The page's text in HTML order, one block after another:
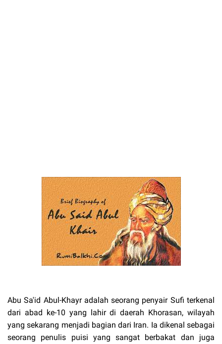
Abu Sa'id Abul-Khayr adalah seorang penyair Sufi terkenal
dari abad ke-10 yang lahir di daerah Khorasan, wilayah
yang sekarang menjadi bagian dari Iran. Ia dikenal sebagai
seorang penulis puisi yang sangat berbakat dan juga